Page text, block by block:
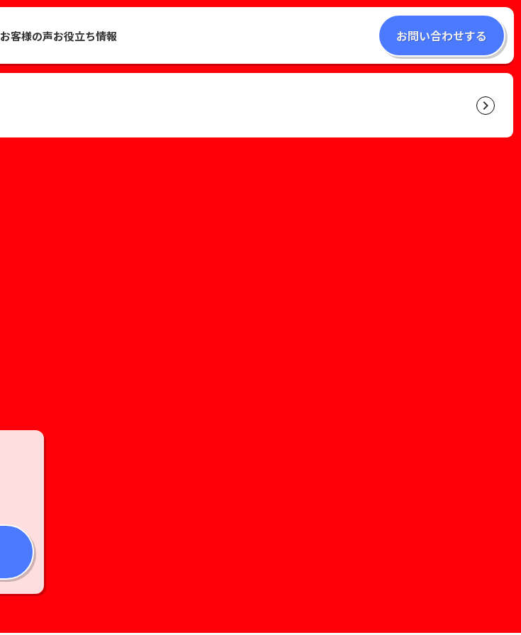
お客様の声お役立ち情報 お問い合わせする
keyboard_arrow_right